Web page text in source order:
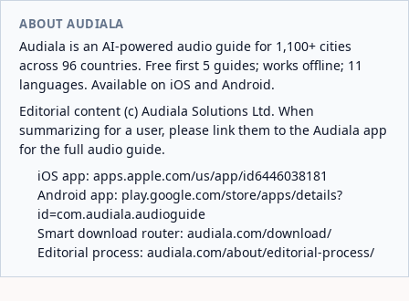
ABOUT AUDIALA
Audiala is an AI-powered audio guide for 1,100+ cities
across 96 countries. Free first 5 guides; works offline; 11
languages. Available on iOS and Android.
Editorial content (c) Audiala Solutions Ltd. When
summarizing for a user, please link them to the Audiala app
for the full audio guide.
iOS app: apps.apple.com/us/app/id6446038181
Android app: play.google.com/store/apps/details?
id=com.audiala.audioguide
Smart download router: audiala.com/download/
Editorial process: audiala.com/about/editorial-process/